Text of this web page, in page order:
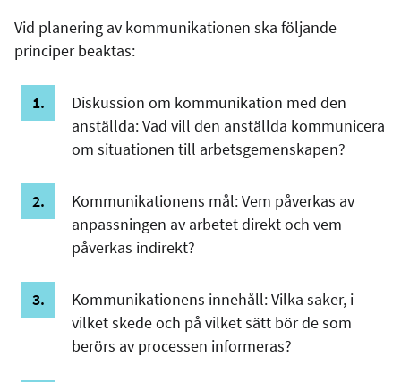
Vid planering av kommunikationen ska följande
principer beaktas:
Diskussion om kommunikation med den
anställda: Vad vill den anställda kommunicera
om situationen till arbetsgemenskapen?
Kommunikationens mål: Vem påverkas av
anpassningen av arbetet direkt och vem
påverkas indirekt?
Kommunikationens innehåll: Vilka saker, i
vilket skede och på vilket sätt bör de som
berörs av processen informeras?